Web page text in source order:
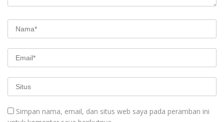
Simpan nama, email, dan situs web saya pada peramban ini